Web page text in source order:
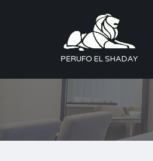
PERUFO EL SHADAY